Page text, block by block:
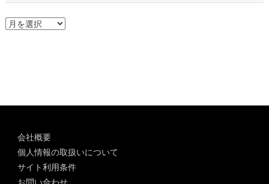
ア
会社概要
個人情報の取扱いについて
サイト利用条件